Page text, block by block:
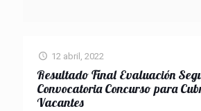
12 abril, 2022
Resultado Final Evaluación
Convocatoria Concurso para
Vacantes